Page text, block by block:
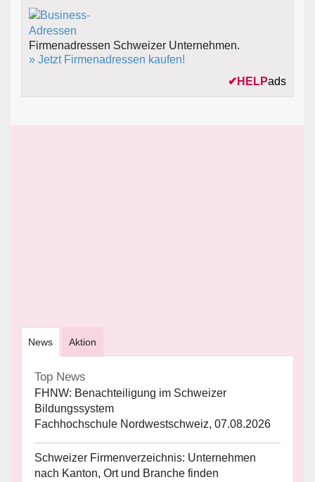
Firmenadressen Schweizer Unternehmen.
» Jetzt Firmenadressen kaufen!
✔ HELPads
News Aktion
Top News
FHNW: Benachteiligung im Schweizer
Bildungssystem
Fachhochschule Nordwestschweiz, 07.08.2026
Schweizer Firmenverzeichnis: Unternehmen
nach Kanton, Ort und Branche finden